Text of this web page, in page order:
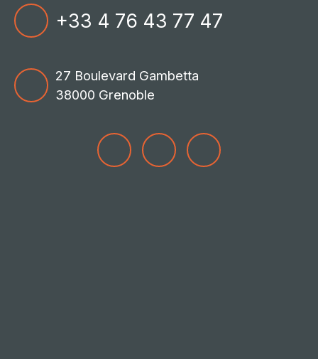
+33 4 76 43 77 47
27 Boulevard Gambetta
38000 Grenoble